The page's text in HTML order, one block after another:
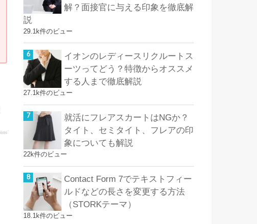
解？面接官に与える印象を徹底解
説
29.1k件のビュー
イオンのレディースリクルートス
ーツってどう？特徴からオススメ
する人まで徹底解説
27.1k件のビュー
就活にフレアスカートはNGか？
タイト、セミタイト、フレアの印
象についても解説
22k件のビュー
Contact Form 7でテキストフィー
ルドなどの長さを変更する方法
（STORKテーマ）
18.1k件のビュー